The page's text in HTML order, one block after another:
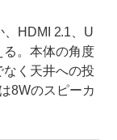
HDMI 2.1、U
る。本体の角度
く天井への投
8Wのスピーカ